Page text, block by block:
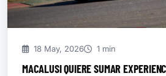
18 May, 2026 1 min
MACALUSI QUIERE SUMAR